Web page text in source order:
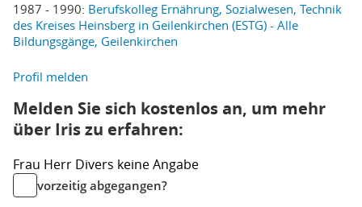
1987 - 1990: Berufskolleg Ernährung, Sozialwesen, Technik
des Kreises Heinsberg in Geilenkirchen (ESTG) - Alle
Bildungsgänge, Geilenkirchen
Profil melden
Melden Sie sich kostenlos an, um mehr
über Iris zu erfahren:
Frau Herr Divers keine Angabe
vorzeitig abgegangen?